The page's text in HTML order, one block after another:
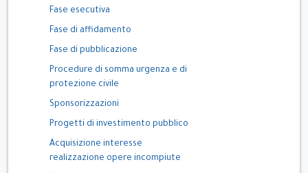
Fase esecutiva
Fase di affidamento
Fase di pubblicazione
Procedure di somma urgenza e di
protezione civile
Sponsorizzazioni
Progetti di investimento pubblico
Acquisizione interesse
realizzazione opere incompiute